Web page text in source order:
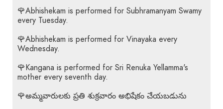
🌹Abhishekam is performed for Subhramanyam Swamy
every Tuesday.
🌹Abhishekam is performed for Vinayaka every
Wednesday.
🌹Kangana is performed for Sri Renuka Yellamma's
mother every seventh day.
🌹అమ్మవారులకు ప్రతి శుక్రవారం అభిషేకం చేయబడును